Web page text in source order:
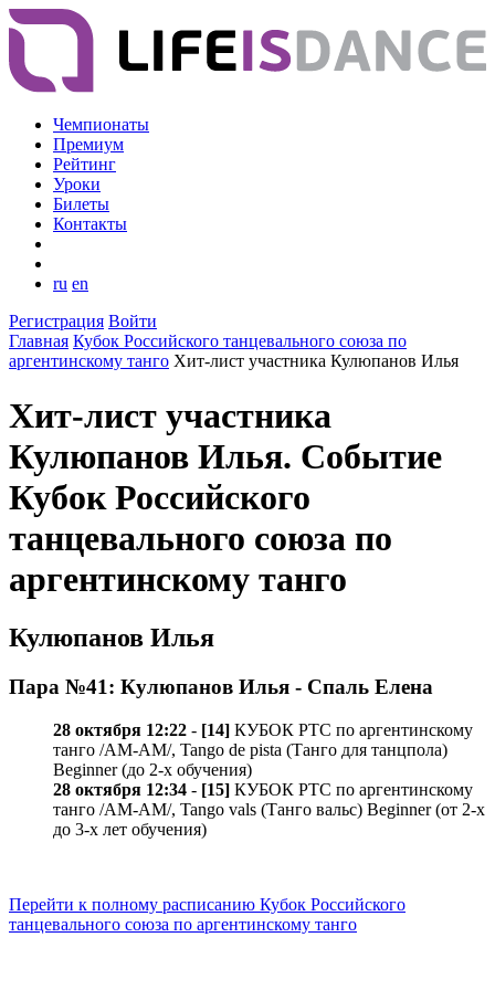
Чемпионаты
Премиум
Рейтинг
Уроки
Билеты
Контакты
ru en
Регистрация Войти
Главная Кубок Российского танцевального союза по
аргентинскому танго Хит-лист участника Кулюпанов Илья
Хит-лист участника
Кулюпанов Илья. Событие
Кубок Российского
танцевального союза по
аргентинскому танго
Кулюпанов Илья
Пара №41: Кулюпанов Илья - Спаль Елена
28 октября 12:22 - [14] КУБОК РТС по аргентинскому
танго /AM-AM/, Tango de pista (Танго для танцпола)
Beginner (до 2-х обучения)
28 октября 12:34 - [15] КУБОК РТС по аргентинскому
танго /AM-AM/, Tango vals (Танго вальс) Beginner (от 2-х
до 3-х лет обучения)
Перейти к полному расписанию Кубок Российского
танцевального союза по аргентинскому танго